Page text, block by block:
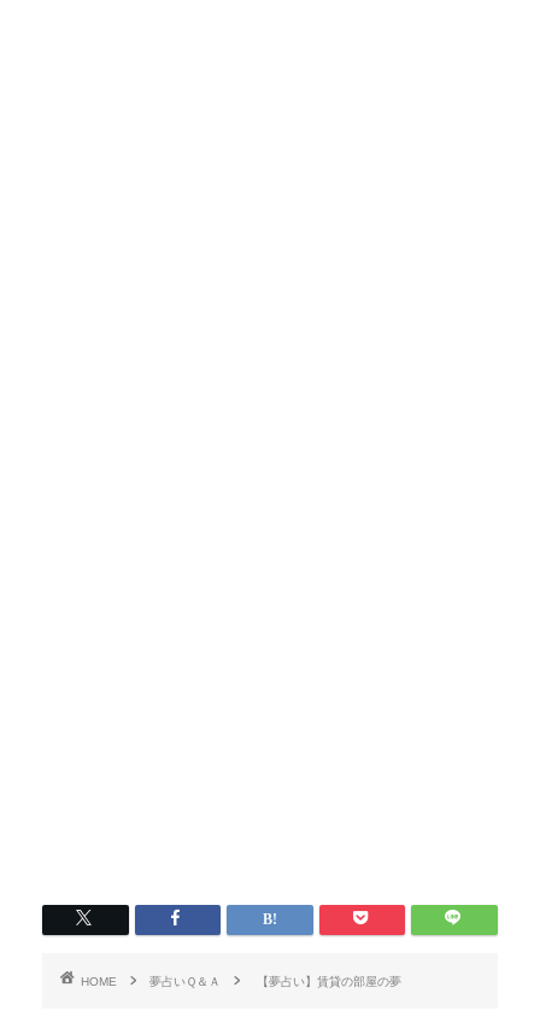
HOME 夢占いＱ＆Ａ 【夢占い】賃貸の部屋の夢